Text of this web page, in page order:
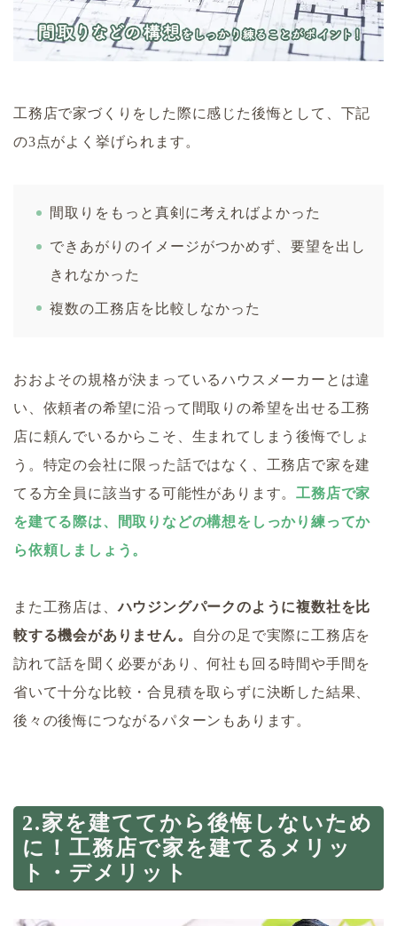
工務店で家づくりをした際に感じた後悔として、下記
の3点がよく挙げられます。
間取りをもっと真剣に考えればよかった
できあがりのイメージがつかめず、要望を出し
きれなかった
複数の工務店を比較しなかった
おおよその規格が決まっているハウスメーカーとは違
い、依頼者の希望に沿って間取りの希望を出せる工務
店に頼んでいるからこそ、生まれてしまう後悔でしょ
う。特定の会社に限った話ではなく、工務店で家を建
てる方全員に該当する可能性があります。工務店で家
を建てる際は、間取りなどの構想をしっかり練ってか
ら依頼しましょう。
また工務店は、ハウジングパークのように複数社を比
較する機会がありません。
自分の足で実際に工務店を
訪れて話を聞く必要があり、何社も回る時間や手間を
省いて十分な比較・合見積を取らずに決断した結果、
後々の後悔につながるパターンもあります。
2.家を建ててから後悔しないため
に！工務店で家を建てるメリッ
ト・デメリット